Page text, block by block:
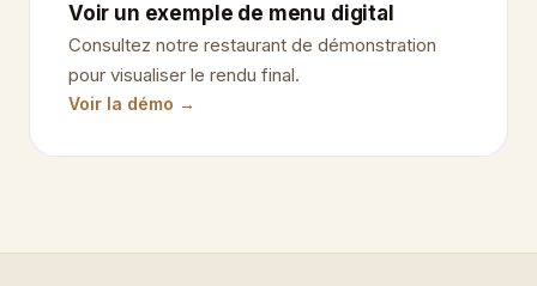
Voir un exemple de menu digital
Consultez notre restaurant de démonstration
pour visualiser le rendu final.
Voir la démo →